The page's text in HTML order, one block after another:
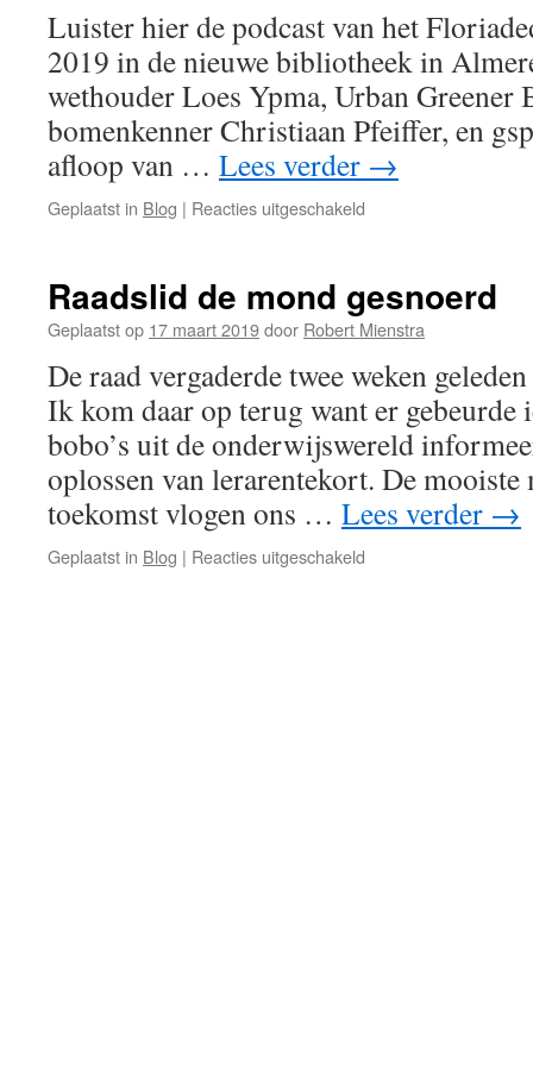
Luister hier de podcast van het
2019 in de nieuwe bibliotheek in
wethouder Loes Ypma, Urban Greener
bomenkenner Christiaan Pfeiffer, en
afloop van … Lees verder →
Geplaatst in Blog | Reacties uitgeschakeld
maart
2019
de
bibliotheek
Raadslid de mond gesnoerd
Geplaatst op 17 maart 2019door Robert Mienstra
De raad vergaderde twee weken
Ik kom daar op terug want er gebeurde
bobo’s uit de onderwijswereld
oplossen van lerarentekort. De
toekomst vlogen ons … Lees verder →
Geplaatst in Blog | Reacties uitgeschakeld